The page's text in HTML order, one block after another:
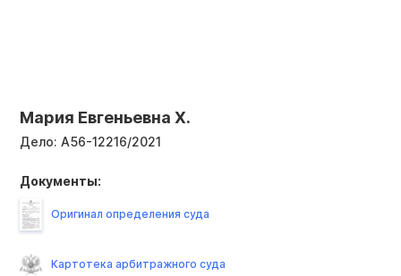
Мария Евгеньевна Х.
Дело: А56-12216/2021
Документы:
Оригинал определения суда
Картотека арбитражного суда